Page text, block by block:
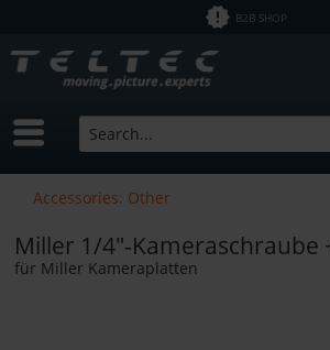
B2B SHOP
Accessories: Other
Miller 1/4"-Kameraschraube
für Miller Kameraplatten